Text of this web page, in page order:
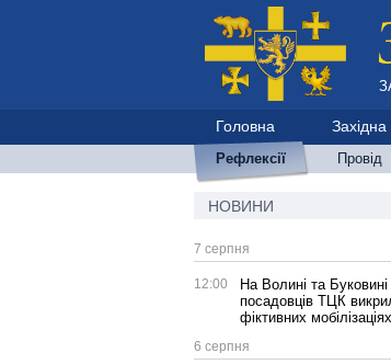
Головна Західна
Рефлексії Провід
НОВИНИ
7 серпня
12:00
На Волині та Буковині
посадовців ТЦК
фіктивних мобілізаціях
6 серпня